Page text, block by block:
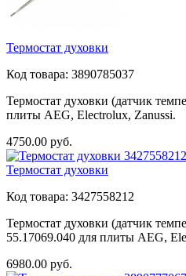
Термостат духовки
Код товара: 3890785037
Термостат духовки (датчик
плиты AEG, Electrolux, Zanussi.
4750.00 руб.
Термостат духовки
Код товара: 3427558212
Термостат духовки (датчик
55.17069.040 для плиты AEG,
6980.00 руб.